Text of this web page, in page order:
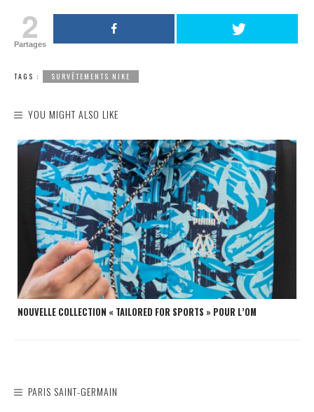
2
Partages
TAGS : SURVÊTEMENTS NIKE
YOU MIGHT ALSO LIKE
NOUVELLE COLLECTION « TAILORED FOR SPORTS » POUR L’OM
PARIS SAINT-GERMAIN